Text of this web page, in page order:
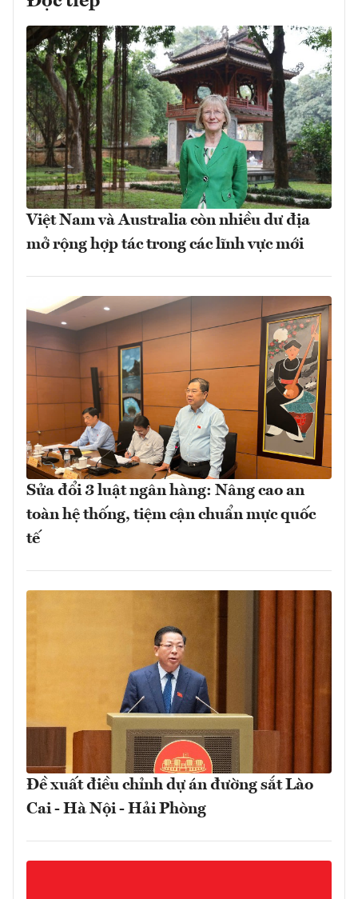
Việt Nam và Australia còn nhiều dư địa
mở rộng hợp tác trong các lĩnh vực mới
Sửa đổi 3 luật ngân hàng: Nâng cao an
toàn hệ thống, tiệm cận chuẩn mực quốc
tế
Đề xuất điều chỉnh dự án đường sắt Lào
Cai - Hà Nội - Hải Phòng